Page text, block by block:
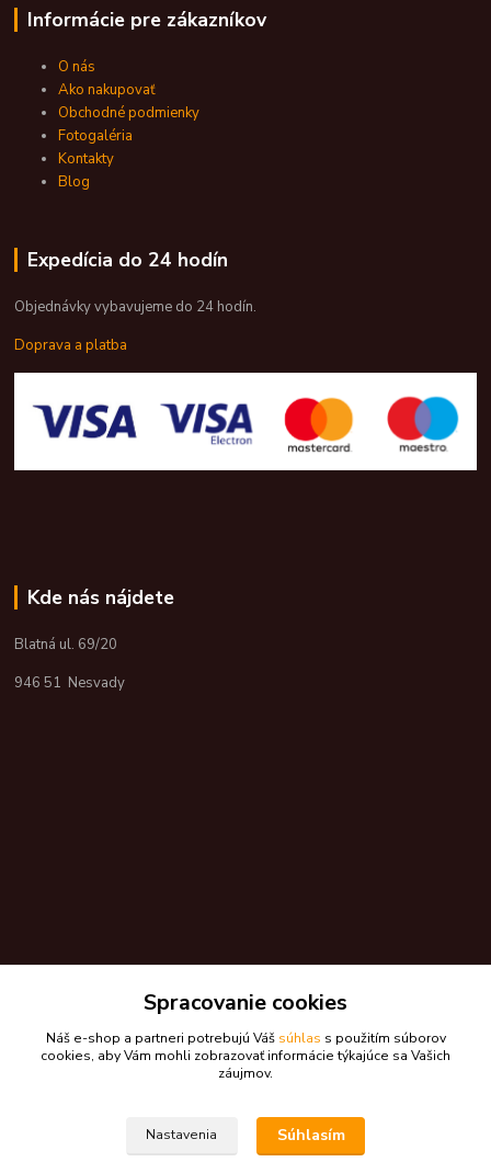
Informácie pre zákazníkov
O nás
Ako nakupovať
Obchodné podmienky
Fotogaléria
Kontakty
Blog
Expedícia do 24 hodín
Objednávky vybavujeme do 24 hodín.
Doprava a platba
Kde nás nájdete
Blatná ul. 69/20
946 51 Nesvady
Kontakty
+421 948 776 224
Spracovanie cookies
Náš e-shop a partneri potrebujú Váš súhlas s použitím súborov
cookies, aby Vám mohli zobrazovať informácie týkajúce sa Vašich
záujmov.
Nastavenia Súhlasím